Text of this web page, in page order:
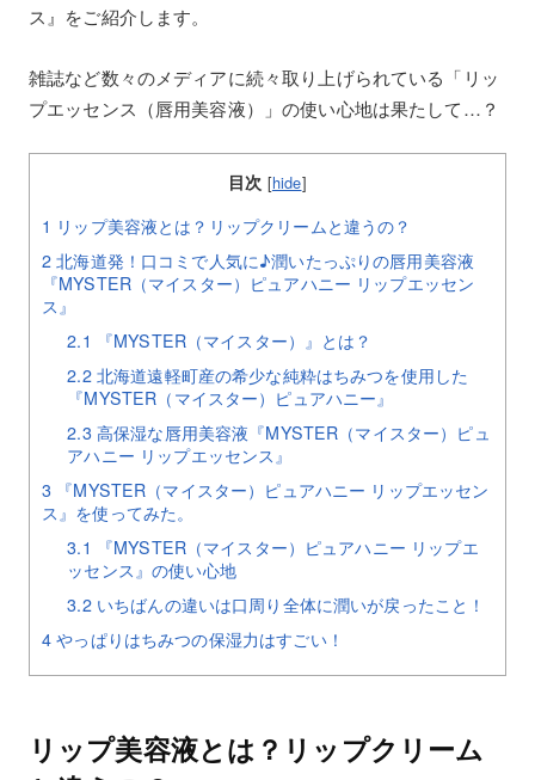
ス』をご紹介します。
雑誌など数々のメディアに続々取り上げられている「リッ
プエッセンス（唇用美容液）」の使い心地は果たして…？
目次 [hide]
1 リップ美容液とは？リップクリームと違うの？
2 北海道発！口コミで人気に♪潤いたっぷりの唇用美容液
『MYSTER（マイスター）ピュアハニー リップエッセン
ス』
2.1
『MYSTER（マイスター）』とは？
2.2北海道遠軽町産の希少な純粋はちみつを使用した
『MYSTER（マイスター）ピュアハニー』
2.3高保湿な唇用美容液『MYSTER（マイスター）ピュ
アハニー リップエッセンス』
3 『MYSTER（マイスター）ピュアハニー リップエッセン
ス』を使ってみた。
3.1
『MYSTER（マイスター）ピュアハニー リップエ
ッセンス』の使い心地
3.2いちばんの違いは口周り全体に潤いが戻ったこと！
4 やっぱりはちみつの保湿力はすごい！
リップ美容液とは？リップクリーム